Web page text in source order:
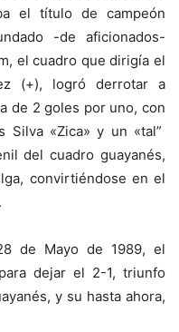
el título de campeón
-de aficionados-
el cuadro que dirigía el
(+), logró derrotar a
de 2 goles por uno, con
Silva «Zica» y un «tal”
del cuadro guayanés,
convirtiéndose en el
de Mayo de 1989, el
dejar el 2-1, triunfo
y su hasta ahora,